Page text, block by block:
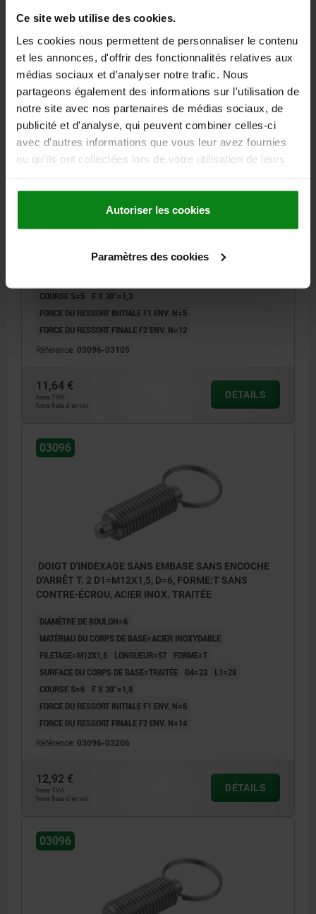
Ce site web utilise des cookies.
Les cookies nous permettent de personnaliser le contenu
et les annonces, d'offrir des fonctionnalités relatives aux
médias sociaux et d'analyser notre trafic. Nous
partageons également des informations sur l'utilisation de
notre site avec nos partenaires de médias sociaux, de
publicité et d'analyse, qui peuvent combiner celles-ci
avec d'autres informations que vous leur avez fournies
ou qu'ils ont collectées lors de votre utilisation de leurs
Autoriser les cookies
Paramètres des cookies
03096
DIAMÈTRE DE BOULON=5
FILETAGE=M10X1 LONGUEUR=52 FORME=T
COURSE S=5
F X 30°=1,3
FORCE DU RESSORT INITIALE F1 ENV. N=5
FORCE DU RESSORT FINALE F2 ENV. N=12
Référence: 03096-03105
11,64 €
hors TVA
hors frais d’envoi
DÉTAILS
03096
DOIGT D'INDEXAGE SANS EMBASE SANS ENCOCHE
D'ARRÊT T. 2 D1=M12X1,5, D=6, FORME:T SANS
CONTRE-ÉCROU, ACIER INOX. TRAITÉE
DIAMÈTRE DE BOULON=6
MATÉRIAU DU CORPS DE BASE=ACIER INOXYDABLE
FILETAGE=M12X1,5
LONGUEUR=57
FORME=T
SURFACE DU CORPS DE BASE=TRAITÉE
D4=23
L1=28
COURSE S=6
F X 30°=1,8
FORCE DU RESSORT INITIALE F1 ENV. N=6
FORCE DU RESSORT FINALE F2 ENV. N=14
Référence: 03096-03206
12,92 €
hors TVA
hors frais d’envoi
DÉTAILS
03096